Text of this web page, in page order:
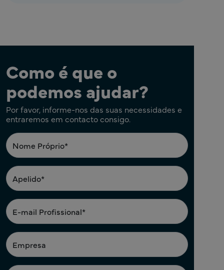
Como é que o
podemos ajudar?
Por favor, informe-nos das suas necessidades e
entraremos em contacto consigo.